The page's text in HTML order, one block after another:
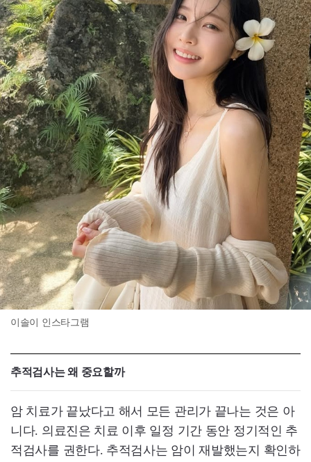
이솔이 인스타그램
추적검사는 왜 중요할까
암 치료가 끝났다고 해서 모든 관리가 끝나는 것은 아
니다. 의료진은 치료 이후 일정 기간 동안 정기적인 추
적검사를 권한다. 추적검사는 암이 재발했는지 확인하